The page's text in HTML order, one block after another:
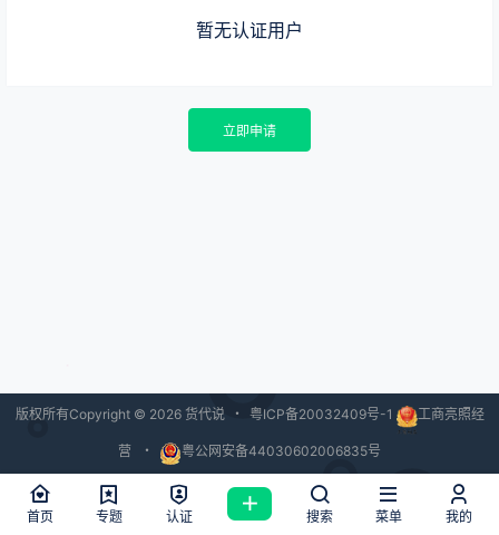
暂无认证用户
立即申请
版权所有Copyright © 2026货代说 ・ 粤ICP备20032409号-1 工商亮照经
营 ・
粤公网安备44030602006835号
查询 42 次，耗时 2.2291 秒
首页
专题 认证 搜索 菜单 我的